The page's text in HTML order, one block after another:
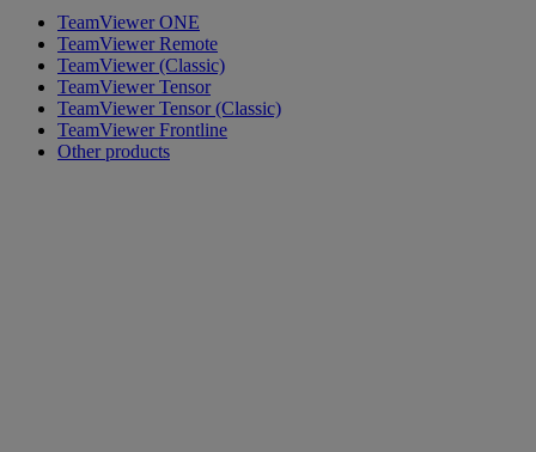
TeamViewer ONE
TeamViewer Remote
TeamViewer (Classic)
TeamViewer Tensor
TeamViewer Tensor (Classic)
TeamViewer Frontline
Other products